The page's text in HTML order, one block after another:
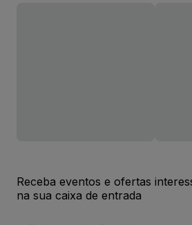
Receba eventos e ofertas
na sua caixa de entrada